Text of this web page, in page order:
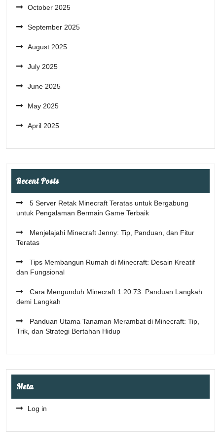
October 2025
September 2025
August 2025
July 2025
June 2025
May 2025
April 2025
Recent Posts
5 Server Retak Minecraft Teratas untuk Bergabung
untuk Pengalaman Bermain Game Terbaik
Menjelajahi Minecraft Jenny: Tip, Panduan, dan Fitur
Teratas
Tips Membangun Rumah di Minecraft: Desain Kreatif
dan Fungsional
Cara Mengunduh Minecraft 1.20.73: Panduan Langkah
demi Langkah
Panduan Utama Tanaman Merambat di Minecraft: Tip,
Trik, dan Strategi Bertahan Hidup
Meta
Log in